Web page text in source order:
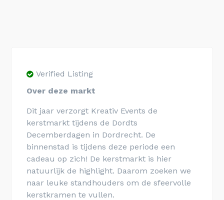
Verified Listing
Over deze markt
Dit jaar verzorgt Kreativ Events de
kerstmarkt tijdens de Dordts
Decemberdagen in Dordrecht. De
binnenstad is tijdens deze periode een
cadeau op zich! De kerstmarkt is hier
natuurlijk de highlight. Daarom zoeken we
naar leuke standhouders om de sfeervolle
kerstkramen te vullen.